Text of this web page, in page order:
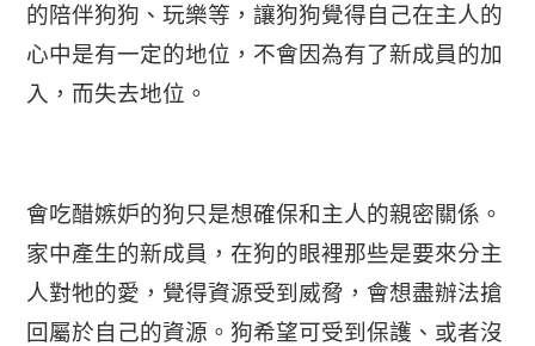
的陪伴狗狗、玩樂等，讓狗狗覺得自己在主人的
心中是有一定的地位，不會因為有了新成員的加
入，而失去地位。
會吃醋嫉妒的狗只是想確保和主人的親密關係。
家中產生的新成員，在狗的眼裡那些是要來分主
人對牠的愛，覺得資源受到威脅，會想盡辦法搶
回屬於自己的資源。狗希望可受到保護、或者沒